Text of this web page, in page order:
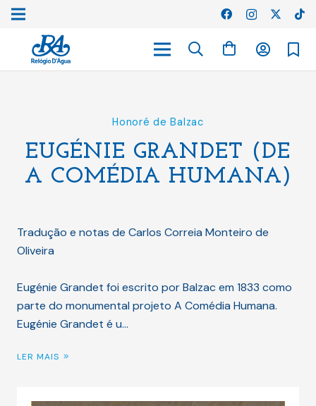
Honoré de Balzac
EUGÉNIE GRANDET (DE
A COMÉDIA HUMANA)
Tradução e notas de Carlos Correia Monteiro de
Oliveira
Eugénie Grandet foi escrito por Balzac em 1833 como
parte do monumental projeto A Comédia Humana.
Eugénie Grandet é u…
LER MAIS